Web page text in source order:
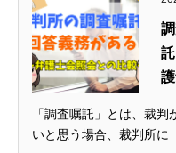
「調査嘱託」とは、裁
いと思う場合、裁判所に